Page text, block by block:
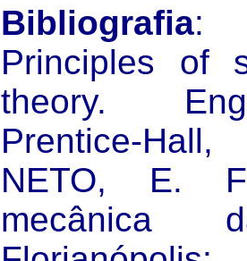
Bibliografia:
Principles of
theory.
Prentice-
NETO, E.
mecânica